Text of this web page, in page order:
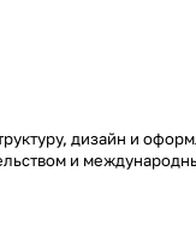
дизайн и
и